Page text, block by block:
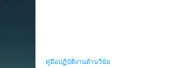
คู่มือปฏิบัติงานด้านวินัย